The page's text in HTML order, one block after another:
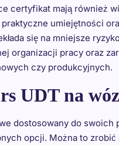
certyfikat mają również
umiejętności
się na mniejsze
organizacji pracy oraz
czy produkcyjnych.
UDT na
dostosowany do swoich
opcji. Można to